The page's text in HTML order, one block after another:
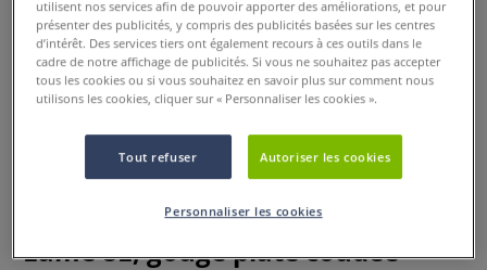
Lame 8L, gouge plate coudée
utilisent nos services afin de pouvoir apporter des améliorations, et pour
présenter des publicités, y compris des publicités basées sur les centres
d’intérêt. Des services tiers ont également recours à ces outils dans le
cadre de notre affichage de publicités. Si vous ne souhaitez pas accepter
tous les cookies ou si vous souhaitez en savoir plus sur comment nous
utilisons les cookies, cliquer sur « Personnaliser les cookies ».
Tout refuser Autoriser les cookies
Personnaliser les cookies